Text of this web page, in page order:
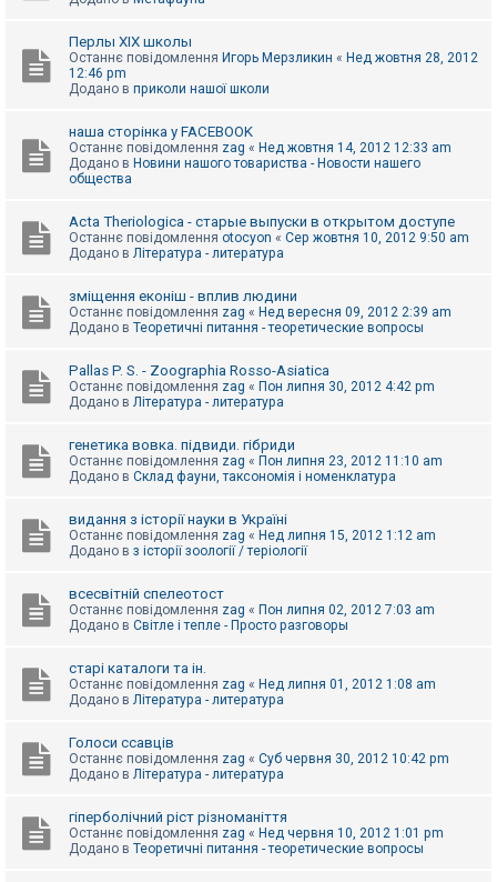
Перлы ХІХ школы
Останнє повідомлення Игорь Мерзликин « Нед жовтня 28, 2012
12:46 pm
Додано в приколи нашої школи
наша сторінка у FACEBOOK
Останнє повідомлення zag « Нед жовтня 14, 2012 12:33 am
Додано в Новини нашого товариства - Новости нашего
общества
Acta Theriologica - старые выпуски в открытом доступе
Останнє повідомлення otocyon « Сер жовтня 10, 2012 9:50 am
Додано в Література - литература
зміщення еконіш - вплив людини
Останнє повідомлення zag « Нед вересня 09, 2012 2:39 am
Додано в Теоретичні питання - теоретические вопросы
Pallas P. S. - Zoographia Rosso-Asiatica
Останнє повідомлення zag « Пон липня 30, 2012 4:42 pm
Додано в Література - литература
генетика вовка. підвиди. гібриди
Останнє повідомлення zag « Пон липня 23, 2012 11:10 am
Додано в Склад фауни, таксономія і номенклатура
видання з історії науки в Україні
Останнє повідомлення zag « Нед липня 15, 2012 1:12 am
Додано в з історії зоології / теріології
всесвітній спелеотост
Останнє повідомлення zag « Пон липня 02, 2012 7:03 am
Додано в Світле і тепле - Просто разговоры
старі каталоги та ін.
Останнє повідомлення zag « Нед липня 01, 2012 1:08 am
Додано в Література - литература
Голоси ссавців
Останнє повідомлення zag « Суб червня 30, 2012 10:42 pm
Додано в Література - литература
гіперболічний ріст різноманіття
Останнє повідомлення zag « Нед червня 10, 2012 1:01 pm
Додано в Теоретичні питання - теоретические вопросы